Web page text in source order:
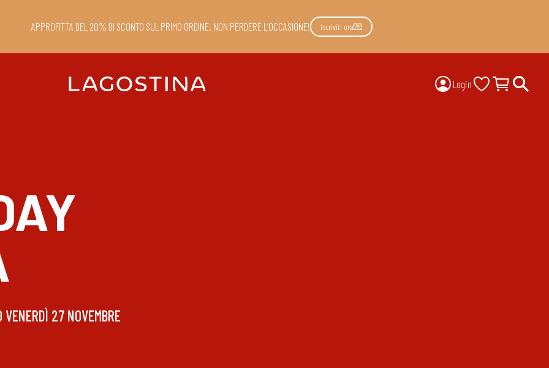
APPROFITTA DEL 20% DI SCONTO SUL PRIMO ORDINE. NON PERDERE L’OCCASIONE! Iscriviti ora💌
Login
27 NOVEMBRE